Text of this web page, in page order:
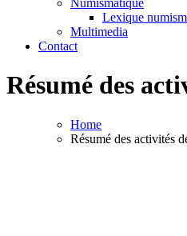
Numismatique
Lexique
Multimedia
Contact
Résumé des
Home
Résumé des activités